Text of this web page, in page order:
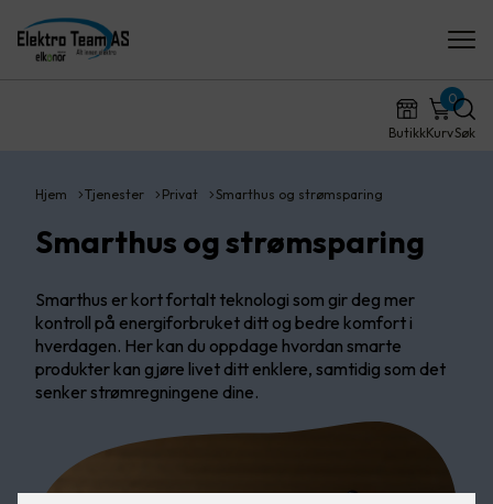
ButikkKurv
0
Søk
Hjem Tjenester Privat Smarthus og strømsparing
Smarthus og strømsparing
Smarthus er kort fortalt teknologi som gir deg mer
kontroll på energiforbruket ditt og bedre komfort i
hverdagen. Her kan du oppdage hvordan smarte
produkter kan gjøre livet ditt enklere, samtidig som det
senker strømregningene dine.